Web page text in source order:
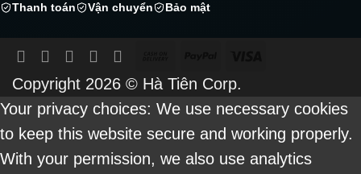
Thanh toán
Vận chuyển Bảo mật
On
Delivery
Copyright 2026 © Hà Tiên Corp.
Your privacy choices: We use necessary cookies
to keep this website secure and working properly.
With your permission, we also use analytics